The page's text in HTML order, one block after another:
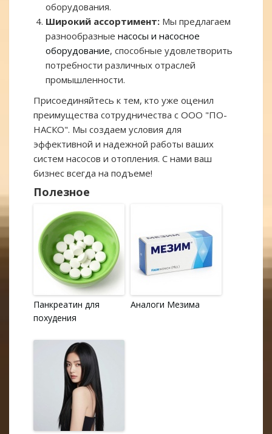
оборудования.
Широкий ассортимент: Мы предлагаем
разнообразные насосы и насосное
оборудование, способные удовлетворить
потребности различных отраслей
промышленности.
Присоединяйтесь к тем, кто уже оценил
преимущества сотрудничества с ООО "ПО-
НАСКО". Мы создаем условия для
эффективной и надежной работы ваших
систем насосов и отопления. С нами ваш
бизнес всегда на подъеме!
Полезное
Панкреатин для
похудения
Аналоги Мезима